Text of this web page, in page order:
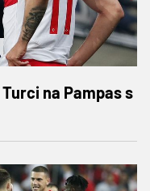
na Pampas s